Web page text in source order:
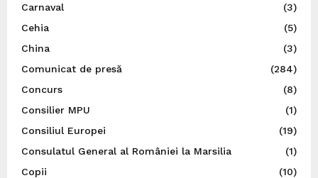
Carnaval
(3)
Cehia
(5)
China
(3)
Comunicat de presă
(284)
Concurs
(8)
Consilier MPU
(1)
Consiliul Europei
(19)
Consulatul General al României la Marsilia
(1)
Copii
(10)